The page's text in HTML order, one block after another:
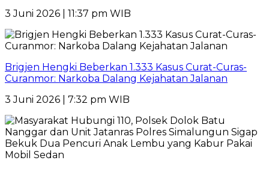
3 Juni 2026 | 11:37 pm WIB
Brigjen Hengki Beberkan 1.333 Kasus Curat-Curas-
Curanmor: Narkoba Dalang Kejahatan Jalanan
3 Juni 2026 | 7:32 pm WIB